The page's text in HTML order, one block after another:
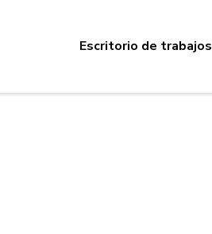
Escritorio de trabajos